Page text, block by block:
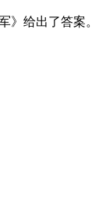
》给出了答